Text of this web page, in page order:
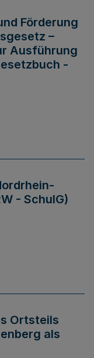
Förderung
–
Ausführung
-
- SchulG)
Ortsteils
als